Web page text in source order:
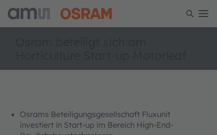
Osrams Beteiligungsgesellschaft Fluxunit
investiert in Start-up im Bereich High-End-